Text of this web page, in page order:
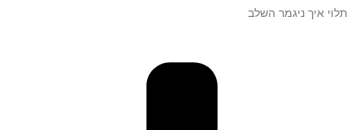
תלוי איך ניגמר השלב